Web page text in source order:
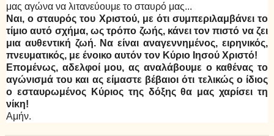
μας αγώνα να λιτανεύουμε το σταυρό μας...
Ναι, ο σταυρός του Χριστού, με ότι συμπεριλαμβάνει το
τίμιο αυτό σχήμα, ως τρόπο ζωής, κάνει τον πιστό να ζει
μια αυθεντική ζωή. Να είναι αναγεννημένος, ειρηνικός,
πνευματικός, με ένοικο αυτόν τον Κύριο Ιησού Χριστό!
Επομένως, αδελφοί μου, ας αναλάβουμε ο καθένας το
αγώνισμά του και ας είμαστε βέβαιοι ότι τελικώς ο ίδιος
ο εσταυρωμένος Κύριος της δόξης θα μας χαρίσει τη
νίκη!
Αμήν.